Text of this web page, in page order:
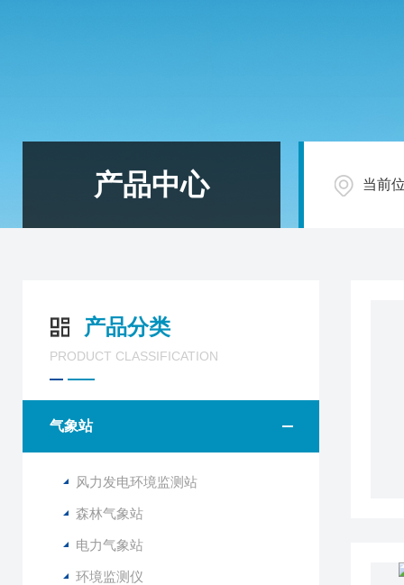
产品中心 当前
产品分类
PRODUCT CLASSIFICATION
气象站
风力发电环境监测站
森林气象站
电力气象站
环境监测仪